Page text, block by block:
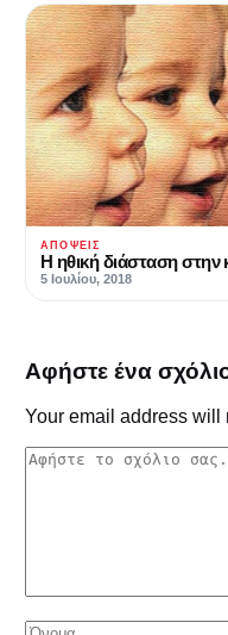
ΑΠΌΨΕΙΣ
Η ηθική διάσταση
5 Ιουλίου, 2018
Αφήστε ένα
Your email address will